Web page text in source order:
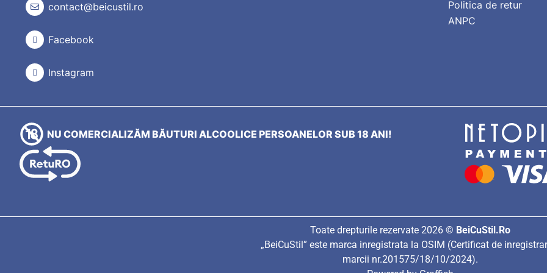
contact@beicustil.ro
Facebook
Instagram
Politica de retur
ANPC
NU COMERCIALIZĂM BĂUTURI ALCOOLICE PERSOANELOR SUB 18 ANI!
Toate drepturile rezervate 2026 © BeiCuStil.Ro
„BeiCuStil” este marca inregistrata la OSIM (Certificat de
marcii nr.201575/18/10/2024).